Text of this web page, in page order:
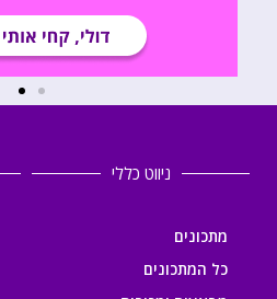
ניווט כללי
מתכונים
כל המתכונים